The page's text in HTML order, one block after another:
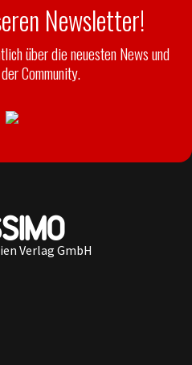
Newsletter!
über die neuesten News und
Community.
Verlag GmbH